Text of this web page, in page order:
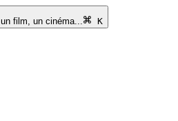
film, un cinéma...
K